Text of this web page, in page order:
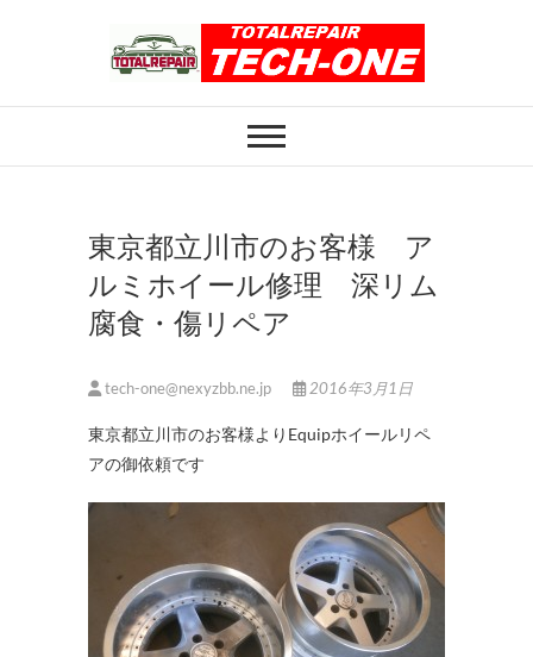
ホイール修理のト
ータルリペアテッ
クワン
東京都立川市のお客様 ア
ルミホイール修理 深リム
腐食・傷リペア
tech-one@nexyzbb.ne.jp 2016年3月1日
東京都立川市のお客様よりEquipホイールリペ
アの御依頼です